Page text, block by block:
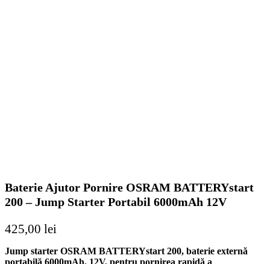
Baterie Ajutor Pornire OSRAM BATTERYstart
200 – Jump Starter Portabil 6000mAh 12V
425,00 lei
Jump starter OSRAM BATTERYstart 200, baterie externă